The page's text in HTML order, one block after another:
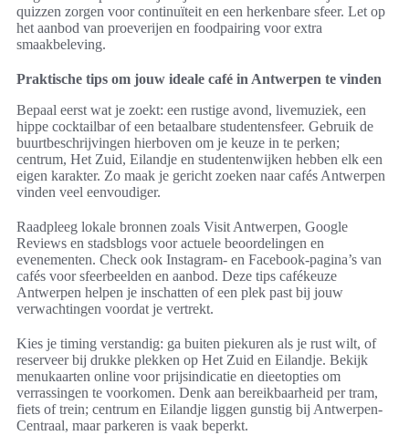
quizzen zorgen voor continuïteit en een herkenbare sfeer. Let op
het aanbod van proeverijen en foodpairing voor extra
smaakbeleving.
Praktische tips om jouw ideale café in Antwerpen te vinden
Bepaal eerst wat je zoekt: een rustige avond, livemuziek, een
hippe cocktailbar of een betaalbare studentensfeer. Gebruik de
buurtbeschrijvingen hierboven om je keuze in te perken;
centrum, Het Zuid, Eilandje en studentenwijken hebben elk een
eigen karakter. Zo maak je gericht zoeken naar cafés Antwerpen
vinden veel eenvoudiger.
Raadpleeg lokale bronnen zoals Visit Antwerpen, Google
Reviews en stadsblogs voor actuele beoordelingen en
evenementen. Check ook Instagram- en Facebook-pagina’s van
cafés voor sfeerbeelden en aanbod. Deze tips cafékeuze
Antwerpen helpen je inschatten of een plek past bij jouw
verwachtingen voordat je vertrekt.
Kies je timing verstandig: ga buiten piekuren als je rust wilt, of
reserveer bij drukke plekken op Het Zuid en Eilandje. Bekijk
menukaarten online voor prijsindicatie en dieetopties om
verrassingen te voorkomen. Denk aan bereikbaarheid per tram,
fiets of trein; centrum en Eilandje liggen gunstig bij Antwerpen-
Centraal, maar parkeren is vaak beperkt.